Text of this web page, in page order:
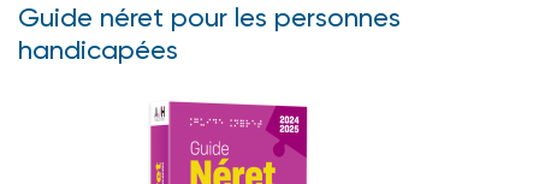
Guide néret pour les personnes
handicapées